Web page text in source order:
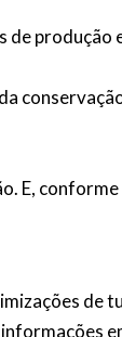
de produção
E, conforme
de